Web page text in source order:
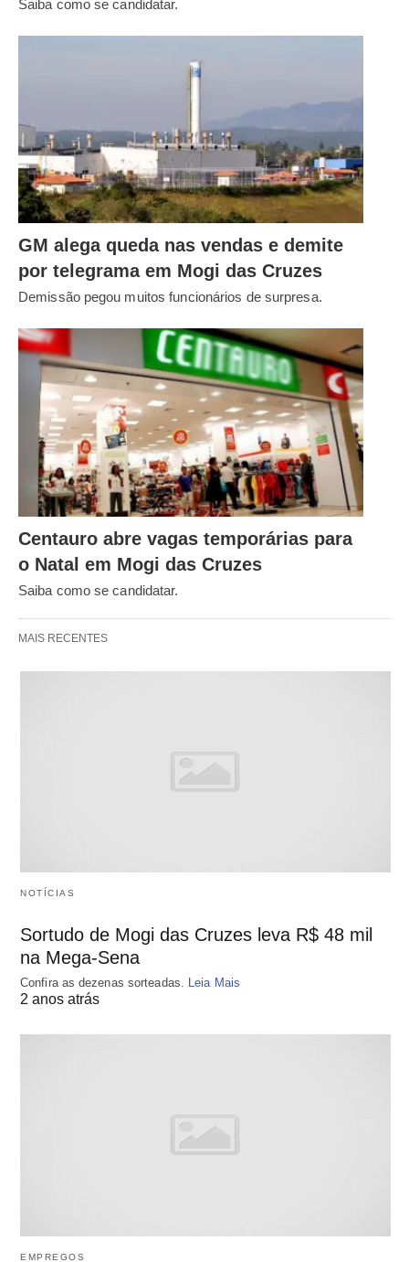
Saiba como se candidatar.
GM alega queda nas vendas e demite
por telegrama em Mogi das Cruzes
Demissão pegou muitos funcionários de surpresa.
Centauro abre vagas temporárias para
o Natal em Mogi das Cruzes
Saiba como se candidatar.
MAIS RECENTES
NOTÍCIAS
Sortudo de Mogi das Cruzes leva R$ 48 mil
na Mega-Sena
Confira as dezenas sorteadas. Leia Mais
2 anos atrás
EMPREGOS